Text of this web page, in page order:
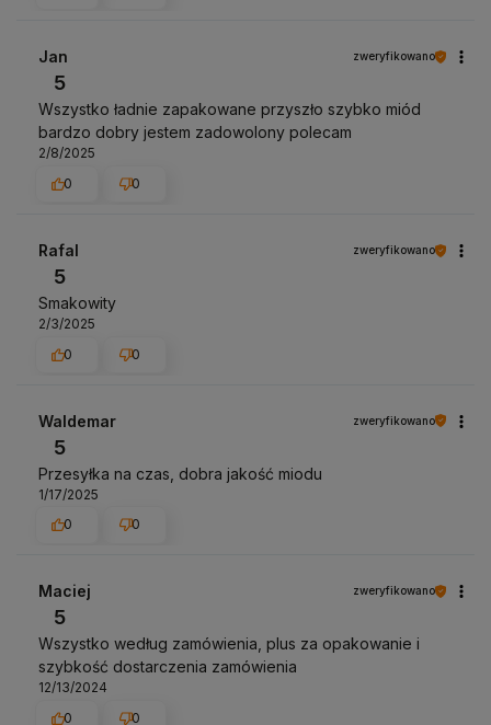
Jan zweryfikowano
5
Wszystko ładnie zapakowane przyszło szybko miód
bardzo dobry jestem zadowolony polecam
2/8/2025
0
0
Rafal zweryfikowano
5
Smakowity
2/3/2025
0
0
Waldemar zweryfikowano
5
Przesyłka na czas, dobra jakość miodu
1/17/2025
0
0
Maciej zweryfikowano
5
Wszystko według zamówienia, plus za opakowanie i
szybkość dostarczenia zamówienia
12/13/2024
0
0